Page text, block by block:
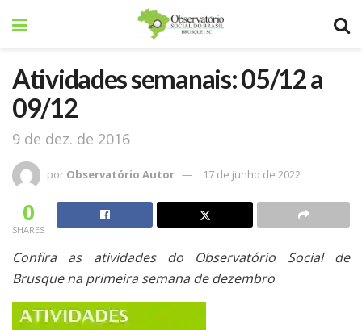
Atividades semanais: 05/12 a
09/12
9 de dez. de 2016
por Observatório Autor 17 de junho de 2022
0
SHARES
Confira as atividades do Observatório Social de
Brusque na primeira semana de dezembro